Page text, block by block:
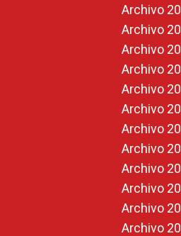
Archivo
Archivo
Archivo
Archivo
Archivo
Archivo
Archivo
Archivo
Archivo
Archivo
Archivo
Archivo